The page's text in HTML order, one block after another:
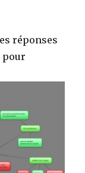
réponses
pour